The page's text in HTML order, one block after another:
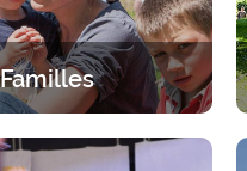
Familles
à chaque âge,